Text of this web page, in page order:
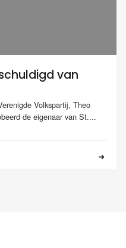
van
Volkspartij, Theo
de eigenaar van St....